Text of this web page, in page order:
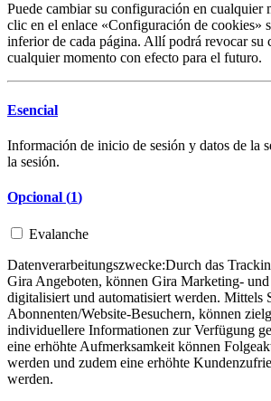
Puede cambiar su configuración en cualquier
clic en el enlace «Configuración de cookies»
inferior de cada página. Allí podrá revocar su
cualquier momento con efecto para el futuro.
Esencial
Información de inicio de sesión y datos de la
la sesión.
Opcional (1)
Evalanche
Datenverarbeitungszwecke:Durch das
Gira Angeboten, können Gira Marketing- und
digitalisiert und automatisiert werden. Mittels
Abonnenten/Website-Besuchern, können
individuellere Informationen zur Verfügung
eine erhöhte Aufmerksamkeit können
werden und zudem eine erhöhte
werden.